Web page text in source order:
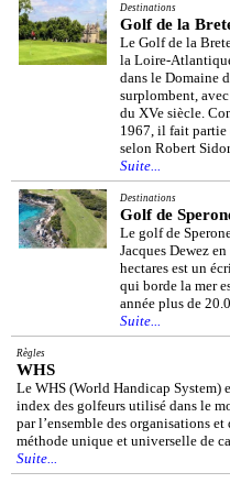
Destinations
Golf de la
Le Golf de la
la Loire-
dans le Domaine
surplombent,
du XVe siècle.
1967, il fait partie
selon Robert
Suite...
Destinations
Golf de
Le golf de
Jacques Dewez
hectares est un
qui borde la mer
année plus de
Suite...
Règles
WHS
Le WHS (World Handicap System)
index des golfeurs utilisé dans le
par l’ensemble des organisations
méthode unique et universelle de
Suite...